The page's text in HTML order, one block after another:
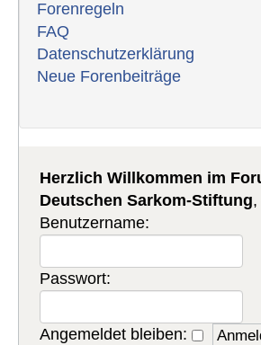
Forenregeln
FAQ
Datenschutzerklärung
Neue Forenbeiträge
Herzlich Willkommen im
Deutschen Sarkom-Stiftung
Benutzername:
Passwort:
Angemeldet bleiben: